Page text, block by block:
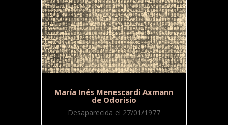
María Inés Menescardi Axmann
de Odorisio
Desaparecida el 27/01/1977